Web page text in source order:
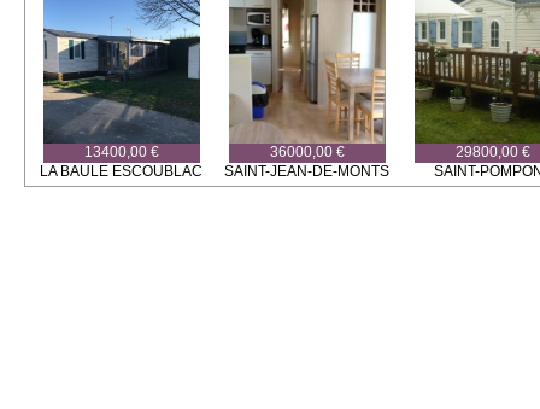
13400,00 €
LA BAULE ESCOUBLAC
36000,00 €
SAINT-JEAN-DE-MONTS
29800,00 €
SAINT-